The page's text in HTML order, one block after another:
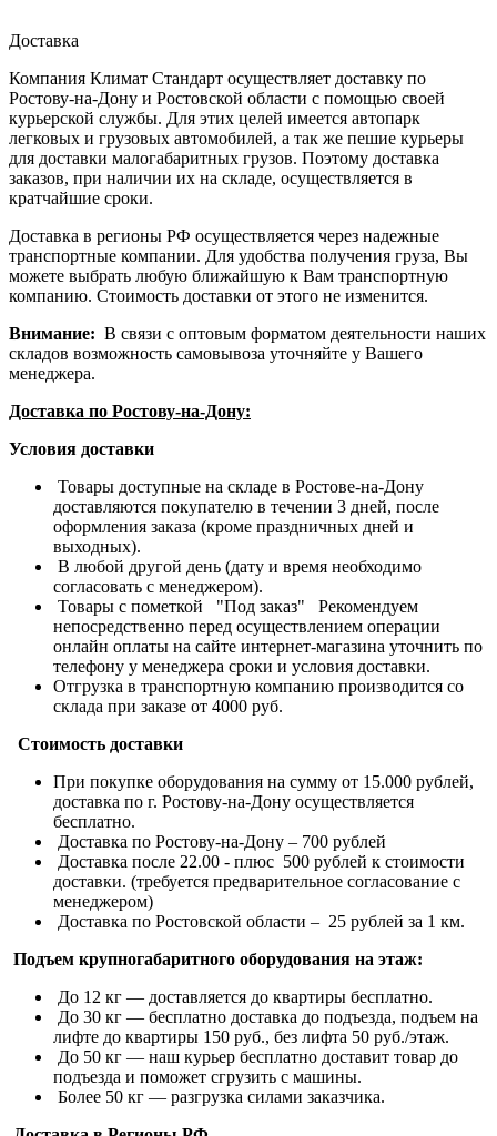
Доставка
Компания Климат Стандарт осуществляет доставку по
Ростову-на-Дону и Ростовской области с помощью своей
курьерской службы. Для этих целей имеется автопарк
легковых и грузовых автомобилей, а так же пешие курьеры
для доставки малогабаритных грузов. Поэтому доставка
заказов, при наличии их на складе, осуществляется в
кратчайшие сроки.
Доставка в регионы РФ осуществляется через надежные
транспортные компании. Для удобства получения груза, Вы
можете выбрать любую ближайшую к Вам транспортную
компанию. Стоимость доставки от этого не изменится.
Внимание: В связи с оптовым форматом деятельности наших
складов возможность самовывоза уточняйте у Вашего
менеджера.
Доставка по Ростову-на-Дону:
Условия доставки
Товары доступные на складе в Ростове-на-Дону
доставляются покупателю в течении 3 дней, после
оформления заказа (кроме праздничных дней и
выходных).
В любой другой день (дату и время необходимо
согласовать с менеджером).
Товары с пометкой "Под заказ" Рекомендуем
непосредственно перед осуществлением операции
онлайн оплаты на сайте интернет-магазина уточнить по
телефону у менеджера сроки и условия доставки.
Отгрузка в транспортную компанию производится со
склада при заказе от 4000 руб.
Стоимость доставки
При покупке оборудования на сумму от 15.000 рублей,
доставка по г. Ростову-на-Дону осуществляется
бесплатно.
Доставка по Ростову-на-Дону – 700 рублей
Доставка после 22.00 - плюс 500 рублей к стоимости
доставки. (требуется предварительное согласование с
менеджером)
Доставка по Ростовской области – 25 рублей за 1 км.
Подъем крупногабаритного оборудования на этаж:
До 12 кг — доставляется до квартиры бесплатно.
До 30 кг — бесплатно доставка до подъезда, подъем на
лифте до квартиры 150 руб., без лифта 50 руб./этаж.
До 50 кг — наш курьер бесплатно доставит товар до
подъезда и поможет сгрузить с машины.
Более 50 кг — разгрузка силами заказчика.